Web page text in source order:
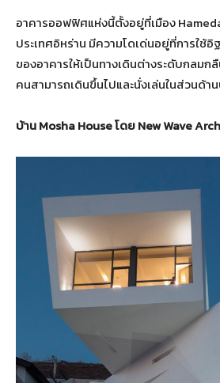
อาคารออฟฟิศแห่งนี้ตั้งอยู่ที่เมือง
ประเทศอิหร่าน มีความโดเด่นอยู่ที่การใช้
ของอาคารให้เป็นทางเดินต่างระดับกลมก
คนสามารถเดินขึ้นไปและนั่งเล่นในส่วนด้า
บ้าน Mosha House โดย New Wave